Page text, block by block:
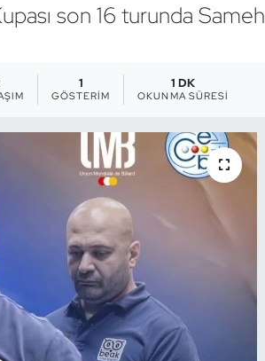
son 16 turunda
1
GÖSTERIM
1 DK
OKUNMA SÜRESI